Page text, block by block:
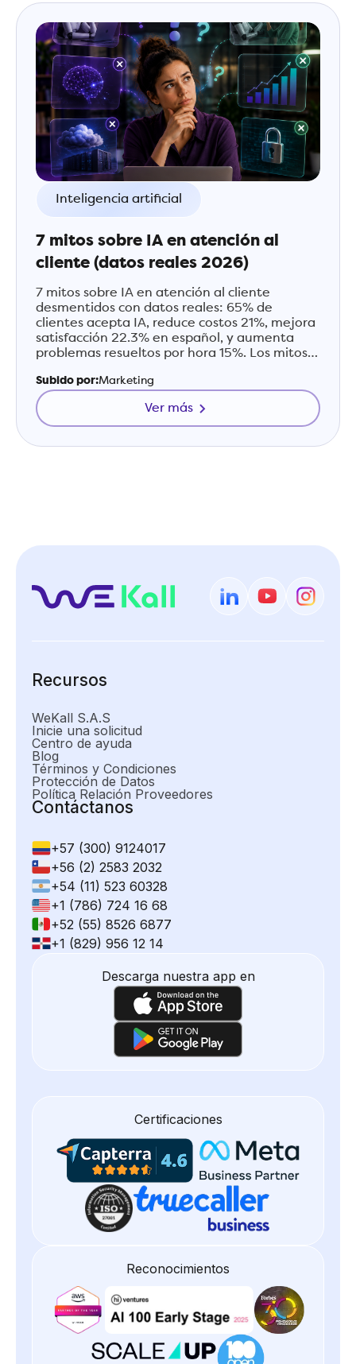
Inteligencia artificial
7 mitos sobre IA en atención al
cliente (datos reales 2026)
7 mitos sobre IA en atención al cliente
desmentidos con datos reales: 65% de
clientes acepta IA, reduce costos 21%, mejora
satisfacción 22.3% en español, y aumenta
problemas resueltos por hora 15%. Los mitos
2026.
Subido por:Marketing
Ver más
Recursos
WeKall S.A.S
Inicie una solicitud
Centro de ayuda
Blog
Términos y Condiciones
Protección de Datos
Política Relación Proveedores
Contáctanos
+57 (300) 9124017
+56 (2) 2583 2032
+54 (11) 523 60328
+1 (786) 724 16 68
+52 (55) 8526 6877
+1 (829) 956 12 14
Descarga nuestra app en
Certificaciones
Reconocimientos